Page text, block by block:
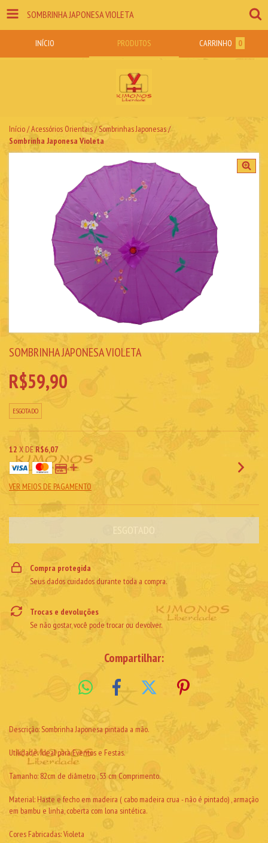
SOMBRINHA JAPONESA VIOLETA
INÍCIO PRODUTOS CARRINHO 0
Início/Acessórios Orientais/ Sombrinhas Japonesas/
Sombrinha Japonesa Violeta
SOMBRINHA JAPONESA VIOLETA
R$59,90
ESGOTADO
12 X DE R$6,07
VER MEIOS DE PAGAMENTO
Compra protegida
Seus dados cuidados durante toda a compra.
Trocas e devoluções
Se não gostar, você pode trocar ou devolver.
Compartilhar:
Descrição: Sombrinha Japonesa pintada a mão.
Utilidade: Ideal para Eventos e Festas.
Tamanho: 82cm de diâmetro , 53 cm Comprimento.
Material: Haste e fecho em madeira ( cabo madeira crua - não é pintado) , armação
em bambu e linha, coberta com lona sintética.
Cores Fabricadas: Violeta